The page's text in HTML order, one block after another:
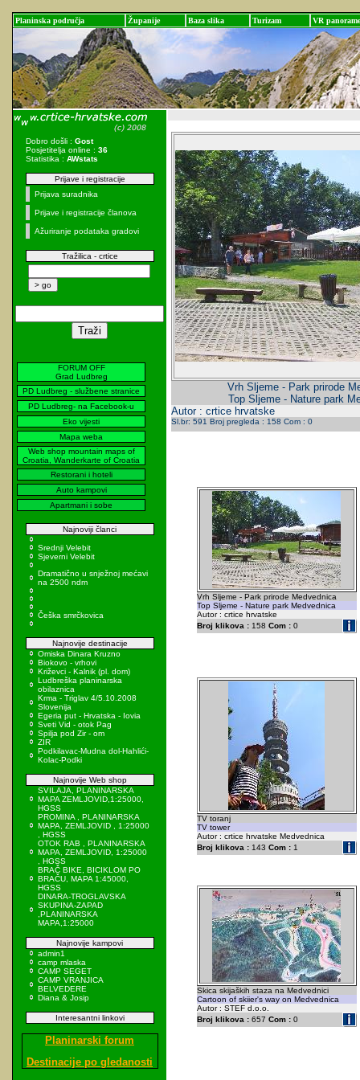
Planinska područja Županije Baza slika Turizam VR panorame
Dobro došli : Gost
Posjetitelja online : 36
Statistika : AWstats
Prijave i registracije
Prijava suradnika
Prijave i registracije članova
Ažuriranje podataka gradovi
Tražilica - crtice
FORUM OFF
Grad Ludbreg
PD Ludbreg - službene stranice
PD Ludbreg- na Facebook-u
Eko vijesti
Mapa weba
Web shop mountain maps of
Croatia, Wanderkarte of Croatia
Restorani i hoteli
Auto kampovi
Apartmani i sobe
Najnoviji članci
Srednji Velebit
Sjeverni Velebit
Dramatično u snježnoj mećavi
na 2500 ndm
Češka smrčkovica
Najnovije destinacije
Omiska Dinara Kruzno
Biokovo - vrhovi
Križevci - Kalnik (pl. dom)
Ludbreška planinarska
obilaznica
Krma - Triglav 4/5.10.2008
Slovenija
Egeria put - Hrvatska - Iovia
Sveti Vid - otok Pag
Spilja pod Zir - om
ZIR
Podkilavac-Mudna dol-Hahlići-
Kolac-Podki
Najnovije Web shop
SVILAJA, PLANINARSKA
MAPA ZEMLJOVID,1:25000,
HGSS
PROMINA , PLANINARSKA
MAPA, ZEMLJOVID , 1:25000
, HGSS
OTOK RAB , PLANINARSKA
MAPA, ZEMLJOVID, 1:25000
, HGSS
BRAČ BIKE, BICIKLOM PO
BRAČU, MAPA 1:45000,
HGSS
DINARA-TROGLAVSKA
SKUPINA-ZAPAD
,PLANINARSKA
MAPA,1:25000
Najnovije kampovi
admin1
camp mlaska
CAMP SEGET
CAMP VRANJICA
BELVEDERE
Diana & Josip
Interesantni linkovi
Planinarski forum
Destinacije po gledanosti
Vrh Sljeme - Park prirode
Top Sljeme - Nature park
Autor : crtice hrvatske
Sl.br: 591 Broj pregleda : 158 Com : 0
Vrh Sljeme - Park prirode Medvednica
Top Sljeme - Nature park Medvednica
Autor : crtice hrvatske
Broj klikova :158 Com :0
TV toranj
TV tower
Autor : crtice hrvatske Medvednica
Broj klikova :143 Com :1
Skica skijaških staza na Medvednici
Cartoon of skiier's way on Medvednica
Autor : STEF d.o.o.
Broj klikova :657 Com :0